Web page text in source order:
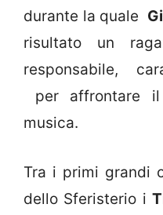
durante la quale
risultato un
responsabile,
per affrontare
musica.
Tra i primi grandi
dello Sferisterio i